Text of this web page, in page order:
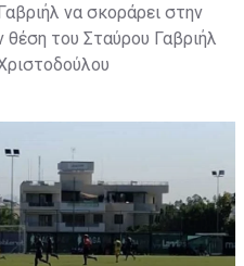
να σκοράρει στην
θέση του Σταύρου Γαβριήλ